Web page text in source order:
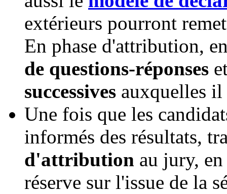
extérieurs pourront
En phase d'attribution,
de questions-réponses
successives auxquelles il
Une fois que les
informés des résultats,
d'attribution au jury,
réserve sur l'issue de la